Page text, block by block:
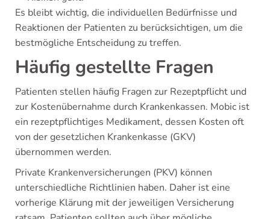
Es bleibt wichtig, die individuellen Bedürfnisse und
Reaktionen der Patienten zu berücksichtigen, um die
bestmögliche Entscheidung zu treffen.
Häufig gestellte Fragen
Patienten stellen häufig Fragen zur Rezeptpflicht und
zur Kostenübernahme durch Krankenkassen. Mobic ist
ein rezeptpflichtiges Medikament, dessen Kosten oft
von der gesetzlichen Krankenkasse (GKV)
übernommen werden.
Private Krankenversicherungen (PKV) können
unterschiedliche Richtlinien haben. Daher ist eine
vorherige Klärung mit der jeweiligen Versicherung